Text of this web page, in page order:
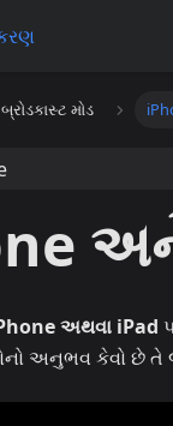
બ્રોડકાસ્ટ મોડ
અને
અથવા iPad
અનુભવ કેવો છે તે